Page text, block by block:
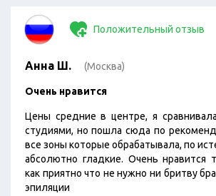
Положительный отзыв
Анна Ш. (Москва)
Очень нравится
Цены средние в центре, я
студиями, но пошла сюда по
все зоны которые обрабатывала, по
абсолютно гладкие. Очень нравится
как приятно что не нужно ни бритву
эпиляции